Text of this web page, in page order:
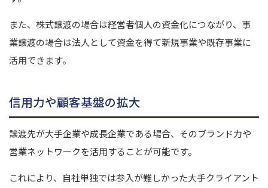
また、株式譲渡の場合は経営者個人の資金化につながり、事
業譲渡の場合は法人として資金を得て新規事業や既存事業に
活用できます。
信用力や顧客基盤の拡大
譲渡先が大手企業や成長企業である場合、そのブランド力や
営業ネットワークを活用することが可能です。
これにより、自社単独では参入が難しかった大手クライアント